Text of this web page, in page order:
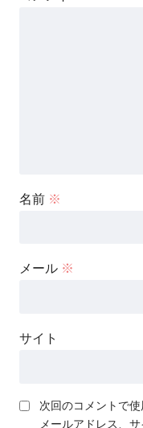
名前 ※
メール ※
サイト
次回のコメントで
メールアドレス、サ